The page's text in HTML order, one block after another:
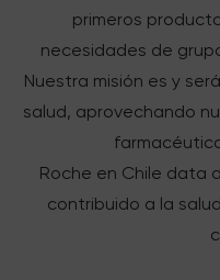
primeros
necesidades de
Nuestra misión es y
salud, aprovechando
Roche en Chile data
contribuido a la